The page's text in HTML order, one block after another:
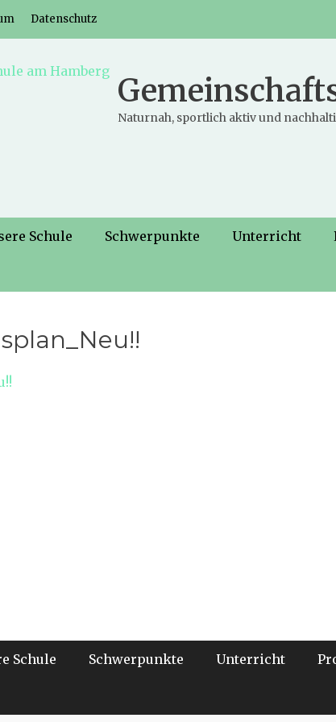
Datenschutz
Naturnah, sportlich aktiv und
Schule Schwerpunkte Unterricht
Schule Schwerpunkte Unterricht